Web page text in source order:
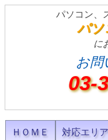
パソコン、
パソ
に
お問
03-
ＨＯＭＥ 対応エリア